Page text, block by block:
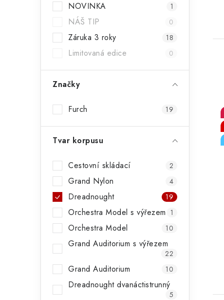
NOVINKA 1
NÁŠ TIP 0
Záruka 3 roky 18
Limitovaná edice 0
Značky
Furch 19
Tvar korpusu
Cestovní skládací 2
Grand Nylon 4
Dreadnought 19
Orchestra Model s výřezem 1
Orchestra Model 10
Grand Auditorium s výřezem
22
Grand Auditorium 10
Dreadnought dvanáctistrunný
5
p